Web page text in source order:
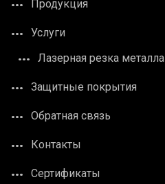
Продукция
Услуги
Лазерная резка металла
Защитные покрытия
Обратная связь
Контакты
Сертификаты